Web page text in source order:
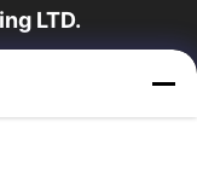
LTD.
लिफ्टिंग और
प्रदान...